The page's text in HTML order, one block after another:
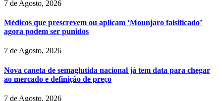
7 de Agosto, 2026
Médicos que prescrevem ou aplicam ‘Mounjaro falsificado’
agora podem ser punidos
7 de Agosto, 2026
Nova caneta de semaglutida nacional já tem data para chegar
ao mercado e definição de preço
7 de Agosto, 2026